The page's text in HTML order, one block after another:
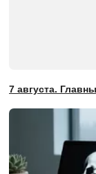
7 августа.